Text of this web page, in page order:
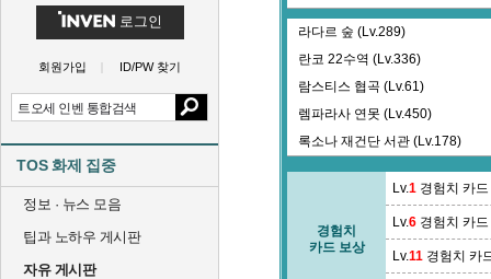
로그인
회원가입 ID/PW 찾기
TOS 화제 집중
정보 · 뉴스 모음
팁과 노하우 게시판
자유 게시판
라다르 숲 (Lv.289)
란코 22수역 (Lv.336)
람스티스 협곡 (Lv.61)
렘파라사 연못 (Lv.450)
록소나 재건단 서관 (Lv.178)
리티니스 지하묘 (Lv.191)
경험치
카드 보상
Lv.1 경험치 카드
Lv.6 경험치 카드
Lv.11 경험치 카